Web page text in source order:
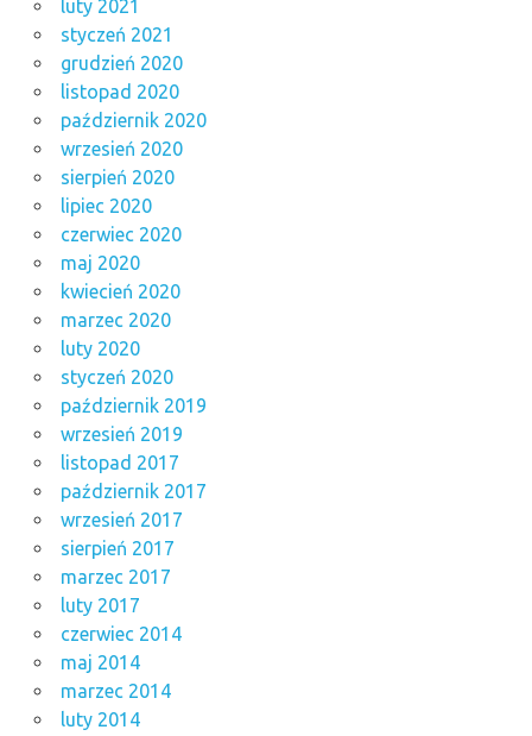
luty 2021
styczeń 2021
grudzień 2020
listopad 2020
październik 2020
wrzesień 2020
sierpień 2020
lipiec 2020
czerwiec 2020
maj 2020
kwiecień 2020
marzec 2020
luty 2020
styczeń 2020
październik 2019
wrzesień 2019
listopad 2017
październik 2017
wrzesień 2017
sierpień 2017
marzec 2017
luty 2017
czerwiec 2014
maj 2014
marzec 2014
luty 2014